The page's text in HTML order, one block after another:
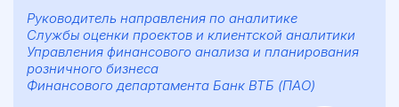
через практические кейсы, а защита диплома
стала логичным и профессиональным
завершением обучения.
Руководитель направления по аналитике
Службы оценки проектов и клиентской аналитики
Управления финансового анализа и планирования
розничного бизнеса
Финансового департамента Банк ВТБ (ПАО)